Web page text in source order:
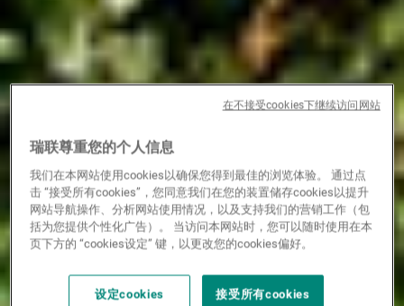
瑞联尊重您的个人信息
我们在本网站使用cookies以确保您得到最佳的浏览体验。 通过点
击 “接受所有cookies”，您同意我们在您的装置储存cookies以提升
网站导航操作、分析网站使用情况，以及支持我们的营销工作（包
括为您提供个性化广告）。 当访问本网站时，您可以随时使用在本
页下方的 “cookies设定” 键，以更改您的cookies偏好。
设定cookies 接受所有cookies
在不接受cookies下继续访问网站